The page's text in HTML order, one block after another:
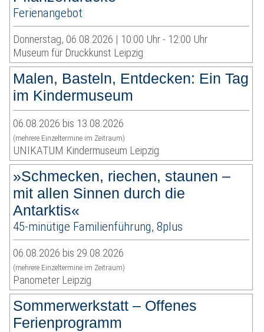
Ferienangebot
Donnerstag, 06.08.2026 | 10:00 Uhr - 12:00 Uhr
Museum für Druckkunst Leipzig
Malen, Basteln, Entdecken: Ein Tag
im Kindermuseum
06.08.2026 bis 13.08.2026
(mehrere Einzeltermine im Zeitraum)
UNIKATUM Kindermuseum Leipzig
»Schmecken, riechen, staunen –
mit allen Sinnen durch die
Antarktis«
45-minütige Familienführung, 8plus
06.08.2026 bis 29.08.2026
(mehrere Einzeltermine im Zeitraum)
Panometer Leipzig
Sommerwerkstatt – Offenes
Ferienprogramm